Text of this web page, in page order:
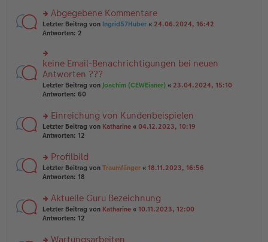
tr
a
g
e
n
er
tr
a
g
n
g
el
e
n
er
B
ei
tr
g
rs
te
u
n
g
el
es
e
er
B
ei
tr
g
Abgegebene Kommentare
Letzter Beitrag von Ingrid57Huber « 24.06.2024, 16:42
Antworten: 2
rs
te
r
u
n
el
es
e
B
ei
tr
g
keine Email-Benachrichtigungen bei neuen
Antworten ???
Letzter Beitrag von Joachim (CEWEianer) « 23.04.2024, 15:10
Antworten: 60
rs
te
n
g
el
e
n
er
Einreichung von Kundenbeispielen
Letzter Beitrag von Katharine « 04.12.2023, 10:19
Antworten: 12
rs
te
n
g
el
e
Profilbild
Letzter Beitrag von Traumfänger « 18.11.2023, 16:56
Antworten: 18
rs
te
Aktuelle Guru Bezeichnung
Letzter Beitrag von Katharine « 10.11.2023, 12:00
Antworten: 12
Wartungsarbeiten